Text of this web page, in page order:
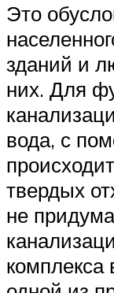
Это
зданий и
них. Для
вода, с
твердых
не
комплекса